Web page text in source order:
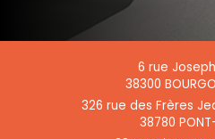
6 rue
38300
326 rue des Frères
38780